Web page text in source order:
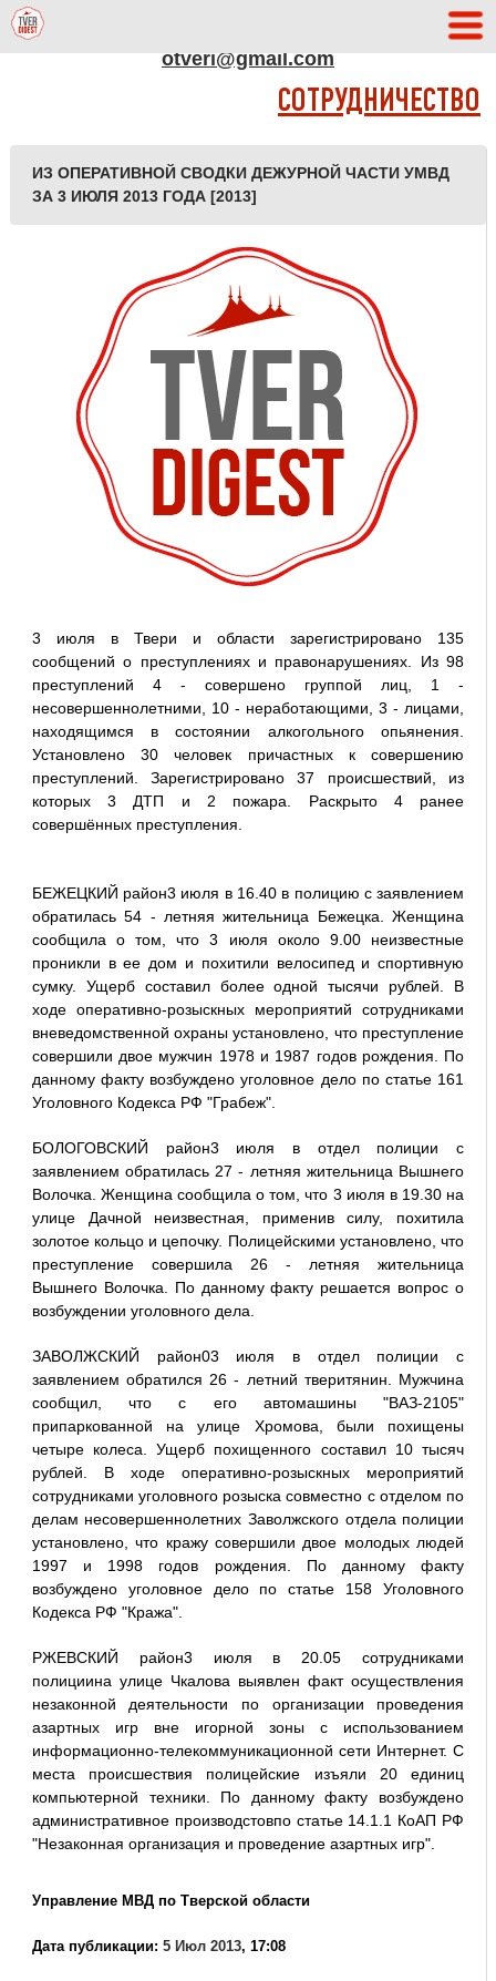
otveri@gmail.com
СОТРУДНИЧЕСТВО
ИЗ ОПЕРАТИВНОЙ СВОДКИ ДЕЖУРНОЙ ЧАСТИ УМВД
ЗА 3 ИЮЛЯ 2013 ГОДА [2013]
3 июля в Твери и области зарегистрировано 135
сообщений о преступлениях и правонарушениях. Из 98
преступлений 4 - совершено группой лиц, 1 -
несовершеннолетними, 10 - неработающими, 3 - лицами,
находящимся в состоянии алкогольного опьянения.
Установлено 30 человек причастных к совершению
преступлений. Зарегистрировано 37 происшествий, из
которых 3 ДТП и 2 пожара. Раскрыто 4 ранее
совершённых преступления.
БЕЖЕЦКИЙ район3 июля в 16.40 в полицию с заявлением
обратилась 54 - летняя жительница Бежецка. Женщина
сообщила о том, что 3 июля около 9.00 неизвестные
проникли в ее дом и похитили велосипед и спортивную
сумку. Ущерб составил более одной тысячи рублей. В
ходе оперативно-розыскных мероприятий сотрудниками
вневедомственной охраны установлено, что преступление
совершили двое мужчин 1978 и 1987 годов рождения. По
данному факту возбуждено уголовное дело по статье 161
Уголовного Кодекса РФ "Грабеж".
БОЛОГОВСКИЙ район3 июля в отдел полиции с
заявлением обратилась 27 - летняя жительница Вышнего
Волочка. Женщина сообщила о том, что 3 июля в 19.30 на
улице Дачной неизвестная, применив силу, похитила
золотое кольцо и цепочку. Полицейскими установлено, что
преступление совершила 26 - летняя жительница
Вышнего Волочка. По данному факту решается вопрос о
возбуждении уголовного дела.
ЗАВОЛЖСКИЙ район03 июля в отдел полиции с
заявлением обратился 26 - летний тверитянин. Мужчина
сообщил, что с его автомашины "ВАЗ-2105"
припаркованной на улице Хромова, были похищены
четыре колеса. Ущерб похищенного составил 10 тысяч
рублей. В ходе оперативно-розыскных мероприятий
сотрудниками уголовного розыска совместно с отделом по
делам несовершеннолетних Заволжского отдела полиции
установлено, что кражу совершили двое молодых людей
1997 и 1998 годов рождения. По данному факту
возбуждено уголовное дело по статье 158 Уголовного
Кодекса РФ "Кража".
РЖЕВСКИЙ район3 июля в 20.05 сотрудниками
полициина улице Чкалова выявлен факт осуществления
незаконной деятельности по организации проведения
азартных игр вне игорной зоны с использованием
информационно-телекоммуникационной сети Интернет. С
места происшествия полицейские изъяли 20 единиц
компьютерной техники. По данному факту возбуждено
административное производстовпо статье 14.1.1 КоАП РФ
"Незаконная организация и проведение азартных игр".
Управление МВД по Тверской области
Дата публикации: 5 Июл 2013, 17:08